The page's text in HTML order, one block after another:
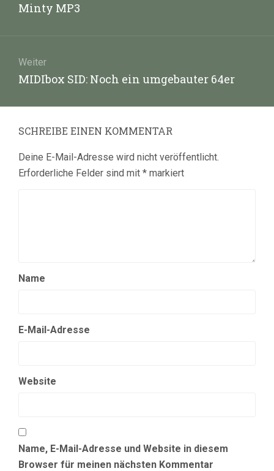
Vorheriger
Minty MP3
Weiter
Nächster
MIDIbox SID: Noch ein umgebauter 64er
SCHREIBE EINEN KOMMENTAR
Deine E-Mail-Adresse wird nicht veröffentlicht.
Erforderliche Felder sind mit * markiert
Name
E-Mail-Adresse
Website
Name, E-Mail-Adresse und Website in diesem
Browser für meinen nächsten Kommentar